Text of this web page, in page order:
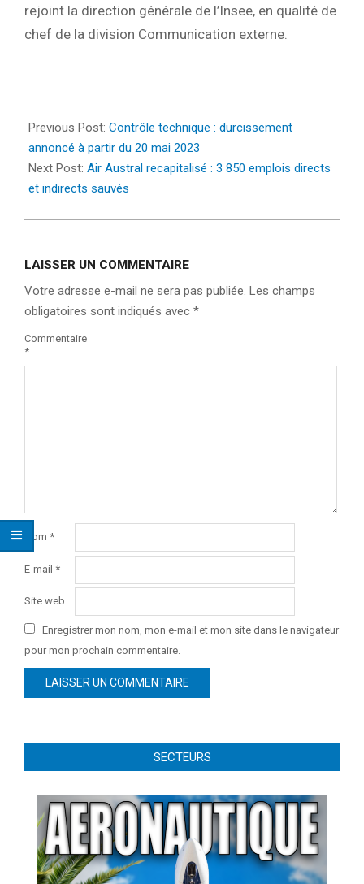
rejoint la direction générale de l’Insee, en qualité de
chef de la division Communication externe.
01-
27
Previous Post: Contrôle technique : durcissement
annoncé à partir du 20 mai 2023
Next Post: Air Austral recapitalisé : 3 850 emplois directs
et indirects sauvés
LAISSER UN COMMENTAIRE
Votre adresse e-mail ne sera pas publiée. Les champs
obligatoires sont indiqués avec *
Commentaire
*
Nom *
E-mail *
Site web
Enregistrer mon nom, mon e-mail et mon site dans le navigateur
pour mon prochain commentaire.
SECTEURS